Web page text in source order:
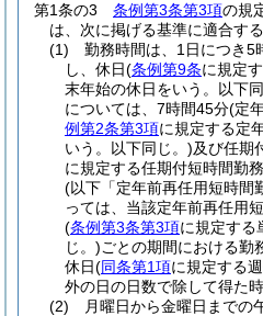
第1条の3
条例第3条第3項の規
は、次に掲げる基準に適合す
(1)
勤務時間は、1日につき5
し、休日(条例第9条に規定
末年始の休日をいう。以下
については、7時間45分(定
例第2条第3項に規定する定
いう。以下同じ。)及び任期
に規定する任期付短時間勤
(以下「定年前再任用短時間
っては、当該定年前再任用
(条例第3条第3項に規定する
じ。)ごとの期間における勤
休日(同条第1項に規定する
外の日の日数で除して得た
(2)
月曜日から金曜日までの